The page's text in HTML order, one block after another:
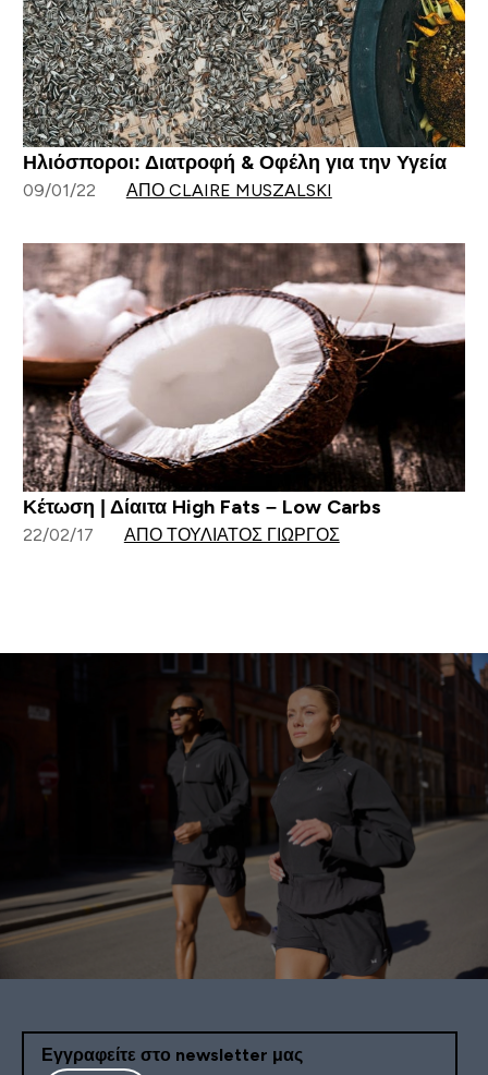
Ηλιόσποροι: Διατροφή & Οφέλη για την Υγεία
09/01/22 ΑΠΌ CLAIRE MUSZALSKI
Κέτωση | Δίαιτα High Fats – Low Carbs
22/02/17 ΑΠΌ ΤΟΥΛΙΆΤΟΣ ΓΙΏΡΓΟΣ
Εγγραφείτε στο newsletter μας